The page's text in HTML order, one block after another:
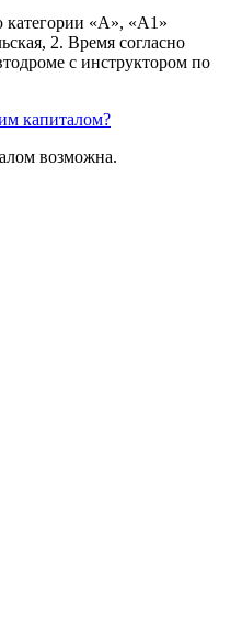
«A», «A1»
2. Время согласно
с инструктором по
капиталом?
возможна.